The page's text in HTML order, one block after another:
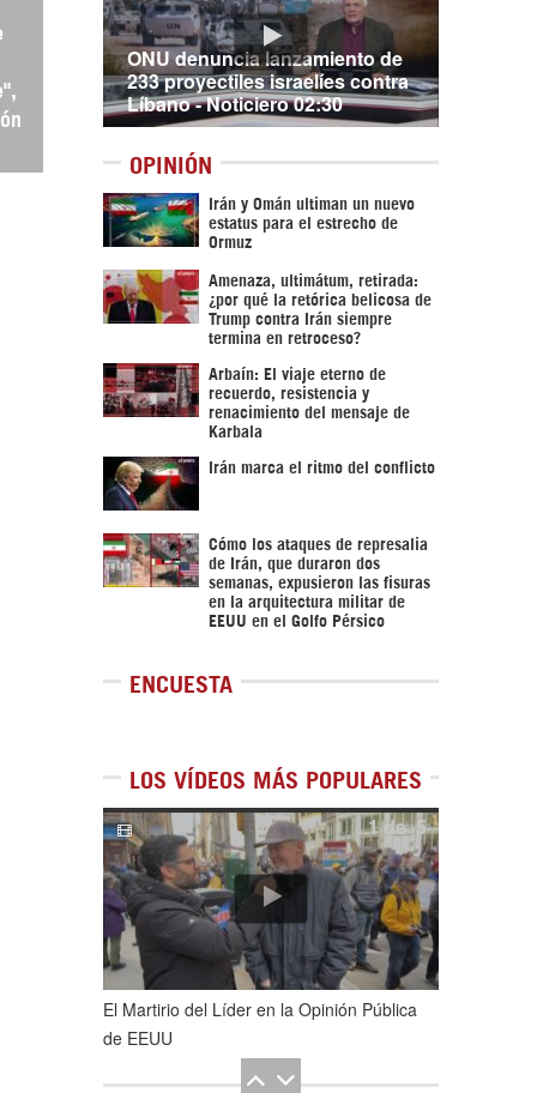
ONU denuncia lanzamiento de
233 proyectiles israelíes contra
Líbano - Noticiero 02:30
OPINIÓN
Irán y Omán ultiman un nuevo
estatus para el estrecho de
Ormuz
Amenaza, ultimátum, retirada:
¿por qué la retórica belicosa de
Trump contra Irán siempre
termina en retroceso?
Arbaín: El viaje eterno de
recuerdo, resistencia y
renacimiento del mensaje de
Karbala
Irán marca el ritmo del conflicto
Cómo los ataques de represalia
de Irán, que duraron dos
semanas, expusieron las fisuras
en la arquitectura militar de
EEUU en el Golfo Pérsico
ENCUESTA
LOS VÍDEOS MÁS POPULARES
1de5
El Martirio del Líder en la Opinión Pública
de EEUU